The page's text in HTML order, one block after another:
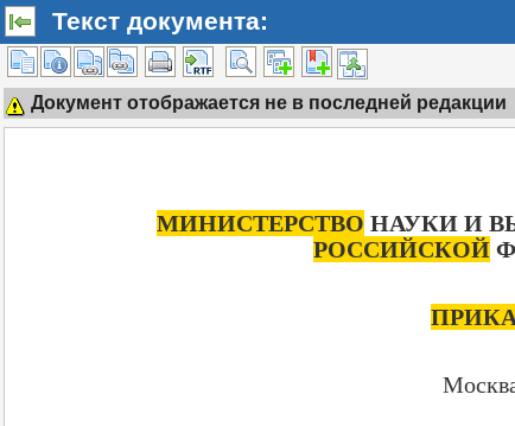
Текст документа:
Документ отображается не в последней редакции